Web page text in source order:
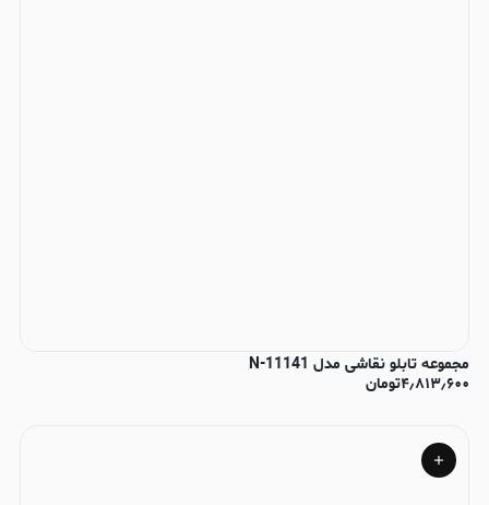
مجموعه تابلو نقاشی مدل N-11141
۴٫۸۱۳٫۶۰۰تومان